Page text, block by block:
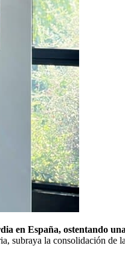
en España, ostentando
subraya la consolidación de